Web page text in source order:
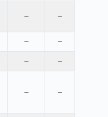
– –
– –
– –
– –